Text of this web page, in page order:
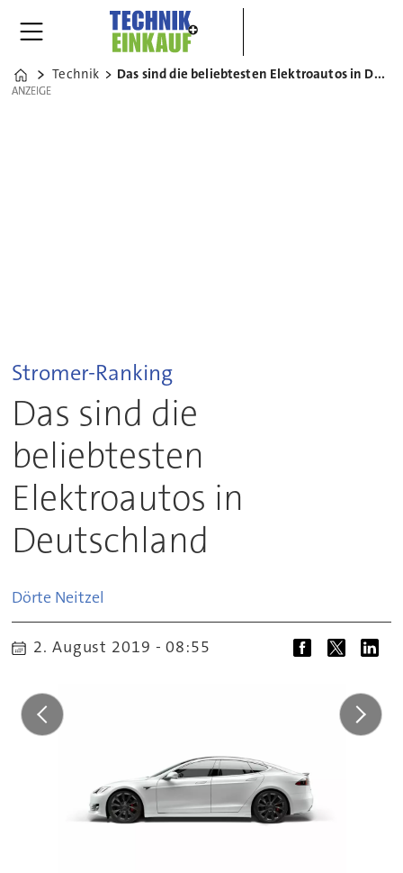
Home
Technik Das sind die beliebtesten Elektroautos in Deutschland
ANZEIGE
ANZEIGE
Stromer-Ranking
Das sind die
beliebtesten
Elektroautos in
Deutschland
Dörte Neitzel
2. August 2019 - 08:55